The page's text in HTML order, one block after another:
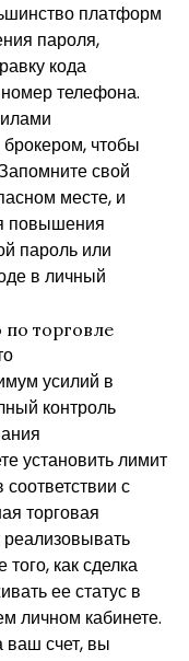
платформ
пароля,
кода
телефона.
чтобы
свой
месте, и
повышения
пароль или
в личный
торговле
усилий в
контроль
установить лимит
с
торговая
как сделка
ее статус в
личном кабинете.
ваш счет, вы